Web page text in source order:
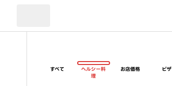
すべて
ヘルシー料
理
お店価格 ピザ